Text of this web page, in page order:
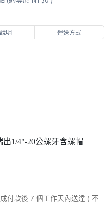
明 運送方式
1/4"-20公螺牙含螺帽
付款後 7 個工作天內送達 ( 不